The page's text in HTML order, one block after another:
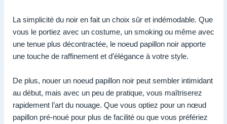
La simplicité du noir en fait un choix sûr et indémodable. Que
vous le portiez avec un costume, un smoking ou même avec
une tenue plus décontractée, le noeud papillon noir apporte
une touche de raffinement et d’élégance à votre style.
De plus, nouer un noeud papillon noir peut sembler intimidant
au début, mais avec un peu de pratique, vous maîtriserez
rapidement l’art du nouage. Que vous optiez pour un nœud
papillon pré-noué pour plus de facilité ou que vous préfériez